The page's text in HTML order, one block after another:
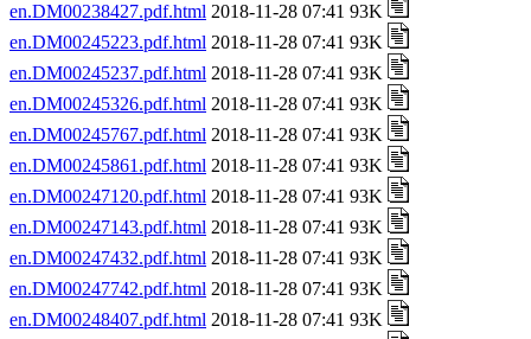
en.DM00238427.pdf.html 2018-11-28 07:41 93K
en.DM00245223.pdf.html 2018-11-28 07:41 93K
en.DM00245237.pdf.html 2018-11-28 07:41 93K
en.DM00245326.pdf.html 2018-11-28 07:41 93K
en.DM00245767.pdf.html 2018-11-28 07:41 93K
en.DM00245861.pdf.html 2018-11-28 07:41 93K
en.DM00247120.pdf.html 2018-11-28 07:41 93K
en.DM00247143.pdf.html 2018-11-28 07:41 93K
en.DM00247432.pdf.html 2018-11-28 07:41 93K
en.DM00247742.pdf.html 2018-11-28 07:41 93K
en.DM00248407.pdf.html 2018-11-28 07:41 93K